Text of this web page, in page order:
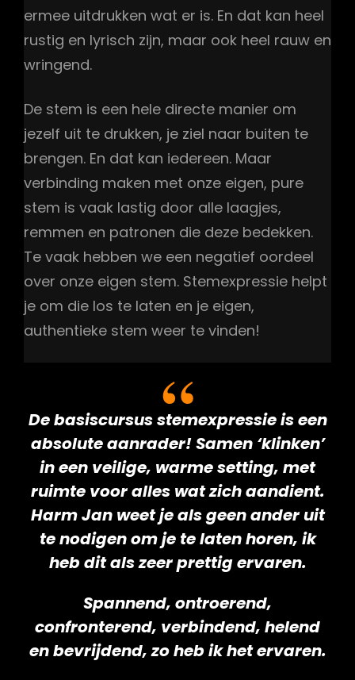
ermee uitdrukken wat er is. En dat kan heel
rustig en lyrisch zijn, maar ook heel rauw en
wringend.
De stem is een hele directe manier om
jezelf uit te drukken, je ziel naar buiten te
brengen. En dat kan iedereen. Maar
verbinding maken met onze eigen, pure
stem is vaak lastig door alle laagjes,
remmen en patronen die deze bedekken.
Te vaak hebben we een negatief oordeel
over onze eigen stem. Stemexpressie helpt
je om die los te laten en je eigen,
authentieke stem weer te vinden!
De basiscursus stemexpressie is een
absolute aanrader! Samen ‘klinken’
in een veilige, warme setting, met
ruimte voor alles wat zich aandient.
Harm Jan weet je als geen ander uit
te nodigen om je te laten horen, ik
heb dit als zeer prettig ervaren.
Spannend, ontroerend,
confronterend, verbindend, helend
en bevrijdend, zo heb ik het ervaren.